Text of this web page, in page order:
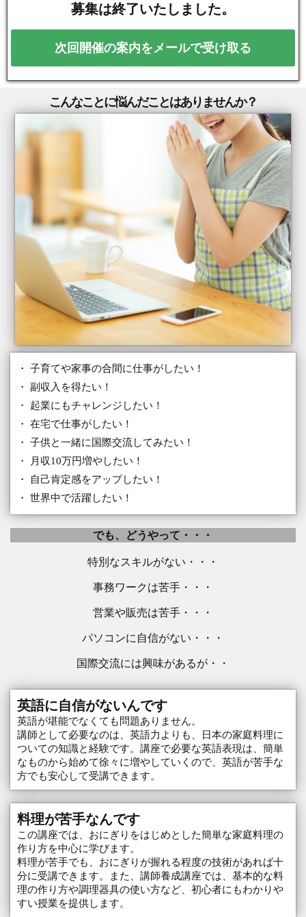
募集は終了いたしました。
次回開催の案内をメールで受け取る
こんなことに悩んだことはありませんか？
・ 子育てや家事の合間に仕事がしたい！
・ 副収入を得たい！
・ 起業にもチャレンジしたい！
・ 在宅で仕事がしたい！
・ 子供と一緒に国際交流してみたい！
・ 月収10万円増やしたい！
・ 自己肯定感をアップしたい！
・ 世界中で活躍したい！
でも、どうやって・・・
特別なスキルがない・・・
事務ワークは苦手・・・
営業や販売は苦手・・・
パソコンに自信がない・・・
国際交流には興味があるが・・
英語に自信がないんです
英語が堪能でなくても問題ありません。
講師として必要なのは、英語力よりも、日本の家庭料理に
ついての知識と経験です。講座で必要な英語表現は、簡単
なものから始めて徐々に増やしていくので、英語が苦手な
方でも安心して受講できます。
料理が苦手なんです
この講座では、おにぎりをはじめとした簡単な家庭料理の
作り方を中心に学びます。
料理が苦手でも、おにぎりが握れる程度の技術があれば十
分に受講できます。また、講師養成講座では、基本的な料
理の作り方や調理器具の使い方など、初心者にもわかりや
すい授業を提供します。